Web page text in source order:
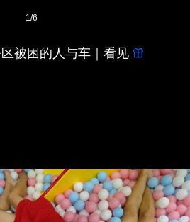
1/6
被困的人与车｜看见